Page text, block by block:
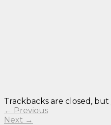
Trackbacks are closed,
← Previous
Next →